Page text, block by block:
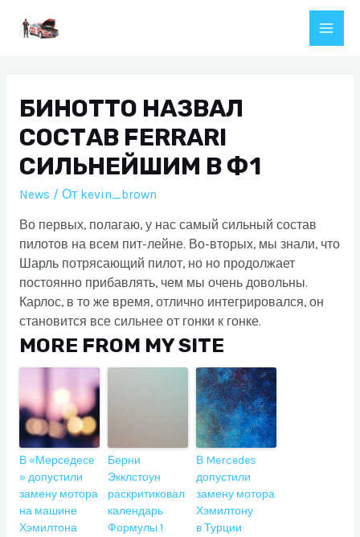
Main
БИНОТТО НАЗВАЛ
СОСТАВ FERRARI
СИЛЬНЕЙШИМ В Ф1
News / От kevin_brown
Во первых, полагаю, у нас самый сильный состав
пилотов на всем пит-лейне. Во-вторых, мы знали, что
Шарль потрясающий пилот, но но продолжает
постоянно прибавлять, чем мы очень довольны.
Карлос, в то же время, отлично интегрировался, он
становится все сильнее от гонки к гонке.
MORE FROM MY SITE
В «Мерседесе
» допустили
замену мотора
на машине
Хэмилтона
Берни
Экклстоун
раскритиковал
календарь
Формулы 1
В Mercedes
допустили
замену мотора
Хэмилтону
в Турции